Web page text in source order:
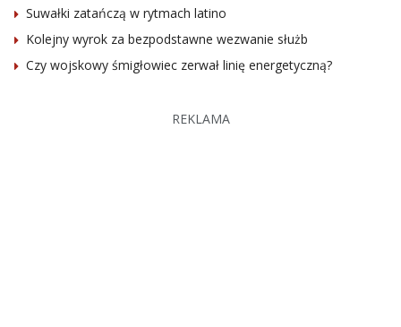
Suwałki zatańczą w rytmach latino
Kolejny wyrok za bezpodstawne wezwanie służb
Czy wojskowy śmigłowiec zerwał linię energetyczną?
REKLAMA